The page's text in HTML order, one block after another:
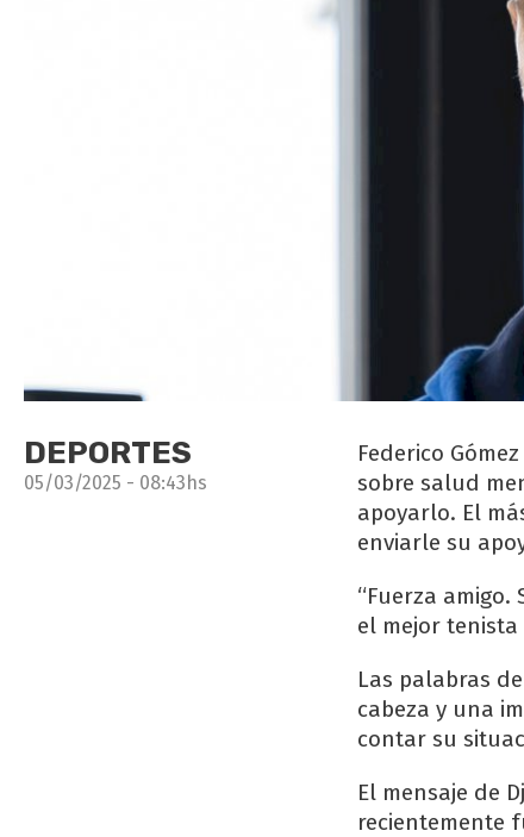
DEPORTES
05/03/2025 - 08:43hs
Federico
sobre salud
apoyarlo. El
enviarle su
“Fuerza
el mejor
Las palabras
cabeza y una
contar su
El mensaje de
recientemente